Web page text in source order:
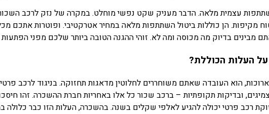
עצמית מלאה. הדבר מעניק שקט נפשי מוחלט. במקרה של נזק לרכב
מקיפות. הן כוללות ביטול השתתפות מלאה במחיר אטרקטיבי. ופוטרות אתכם
מבינים בדיוק מה מכוסה ומה לא. זוהי ההגנה הטובה ביותר שלכם מפני הפתעות
העלות הכוללת?
הוא העובדה שאתם משוחררים לחלוטין מדאגות תחזוקה. בניגוד לרכב
ובדיקות תקופתיות – ברכב שכור כל אלו באחריות חברת ההשכרה. זהו
רכב פרטי יכולה להגיע לאלפי שקלים בשנה. בהשכרה, העלות הזו כבר כלולה